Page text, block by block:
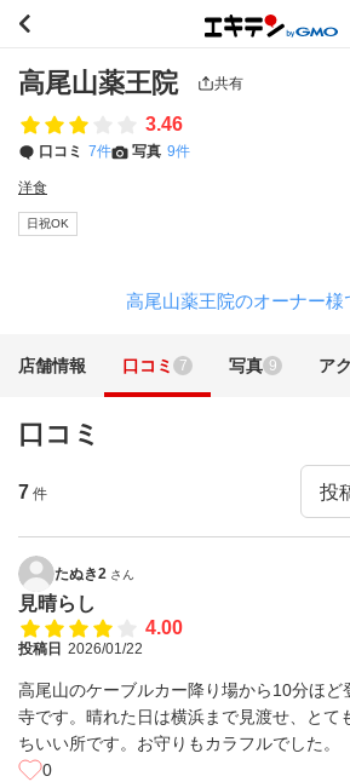
高尾山薬王院 共有
3.46
口コミ 7件 写真 9件
洋食
日祝OK
高尾山薬王院のオーナー様
店舗情報 口コミ 7 写真 9 ア
口コミ
7 件
たぬき2 さん
見晴らし
4.00
投稿日 2026/01/22
高尾山のケーブルカー降り場から10分ほど
寺です。晴れた日は横浜まで見渡せ、とて
ちいい所です。お守りもカラフルでした。
0